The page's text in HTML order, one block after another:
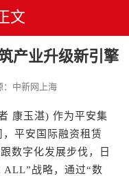
文
产业升级新引擎
：中新网上海
康玉湛) 作为平安集
平安国际融资租赁
数字化发展步伐，日
战略，通过“数